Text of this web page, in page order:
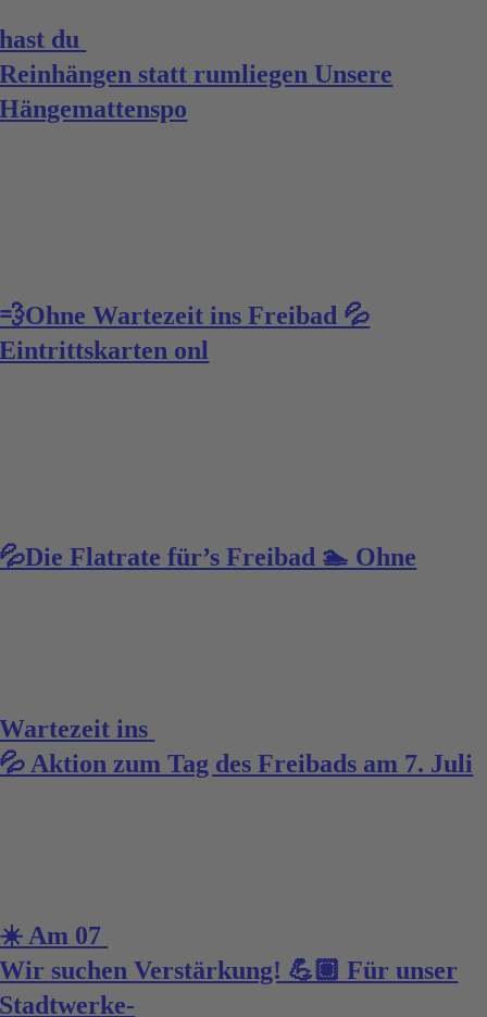
hast du
Reinhängen statt rumliegen Unsere
Hängemattenspo
💨Ohne Wartezeit ins Freibad 💦
Eintrittskarten onl
💦Die Flatrate für’s Freibad 🏊 Ohne
Wartezeit ins
💦 Aktion zum Tag des Freibads am 7. Juli
☀️ Am 07
Wir suchen Verstärkung! 💪🏽 Für unser
Stadtwerke-